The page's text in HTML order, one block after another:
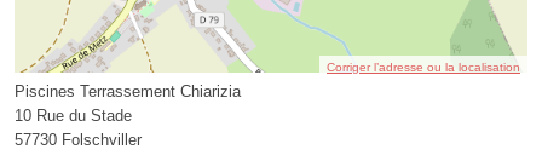
Corriger l’adresse ou la localisation
Piscines Terrassement Chiarizia
10 Rue du Stade
57730 Folschviller